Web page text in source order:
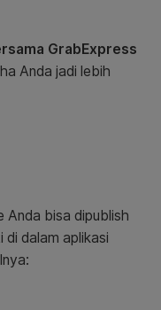
GrabExpress
Anda jadi lebih
Anda bisa dipublish
di dalam aplikasi